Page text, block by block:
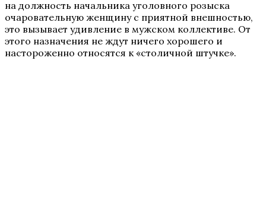
на должность начальника уголовного розыска
очаровательную женщину с приятной внешностью,
это вызывает удивление в мужском коллективе. От
этого назначения не ждут ничего хорошего и
настороженно относятся к «столичной штучке».